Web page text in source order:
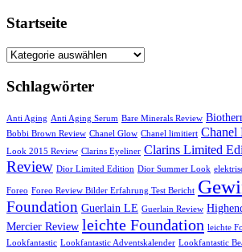
Startseite
Startseite
Schlagwörter
Anti Aging Anti Aging Serum Bare Minerals Review
Bobbi Brown Review Chanel Glow Chanel limitiert Chanel
Look 2015 Review Clarins Eyeliner Clarins Limited
Review Dior Limited Edition Dior Summer Look
Foreo Foreo Review Bilder Erfahrung Test Bericht
Foundation Guerlain LE Guerlain Review
Mercier Review leichte Foundation leichte
Lookfantastic Lookfantastic Adventskalender Lookfantastic